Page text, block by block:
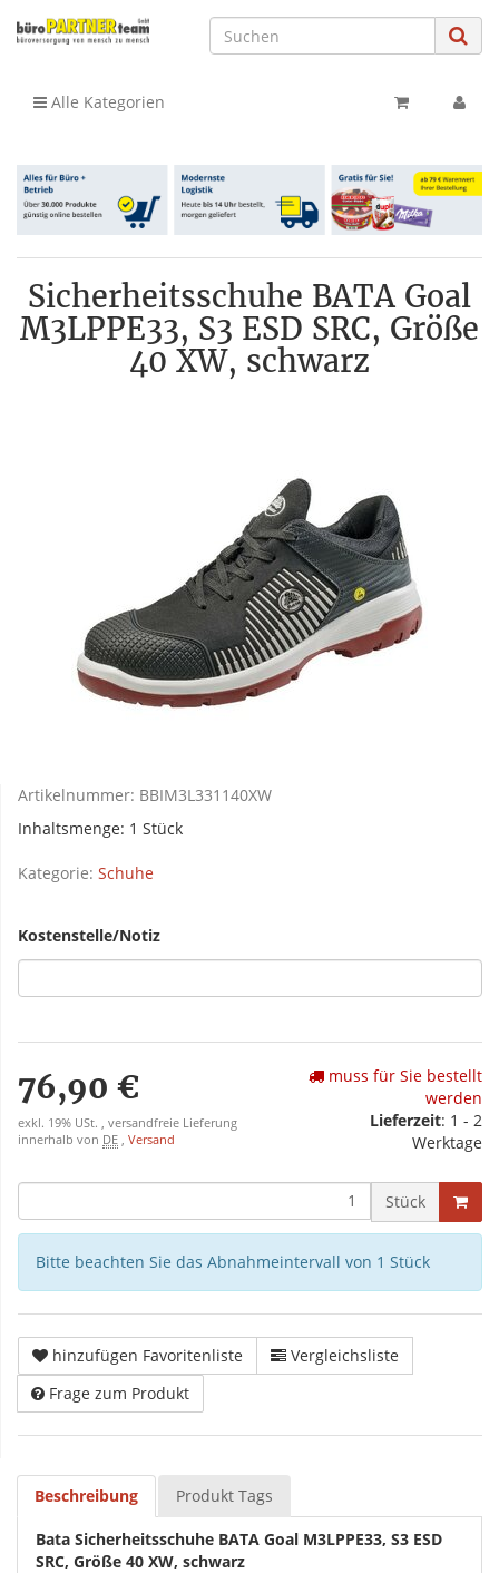
Alle Kategorien
Sicherheitsschuhe BATA Goal
M3LPPE33, S3 ESD SRC, Größe
40 XW, schwarz
Artikelnummer: BBIM3L331140XW
Inhaltsmenge: 1 Stück
Kategorie: Schuhe
Kostenstelle/Notiz
76,90 €
exkl. 19% USt. , versandfreie Lieferung
innerhalb von DE , Versand
muss für Sie bestellt
werden
Lieferzeit: 1 - 2
Werktage
Stück
Bitte beachten Sie das Abnahmeintervall von 1 Stück
hinzufügen Favoritenliste
Vergleichsliste
Frage zum Produkt
Beschreibung Produkt Tags
Bata Sicherheitsschuhe BATA Goal M3LPPE33, S3 ESD
SRC, Größe 40 XW, schwarz